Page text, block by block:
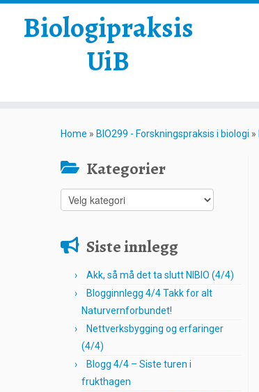
Biologipraksis
UiB
Home » BIO299 - Forskningspraksis i biologi »
Kategorier
Kategorier
Siste innlegg
Akk, så må det ta slutt NIBIO (4/4)
Blogginnlegg 4/4 Takk for alt
Naturvernforbundet!
Nettverksbygging og erfaringer
(4/4)
Blogg 4/4 – Siste turen i
frukthagen